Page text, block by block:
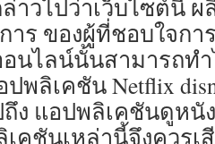
ล่าวไปว่าเว็บไซต์นี้
าร ของผู้ที่ชอบใจก
นไลน์นั้นสามารถทำ
พลิเคชัน Netflix
ง แอปพลิเคชันดูหนั
คชันเหล่านี้จึงควรเ